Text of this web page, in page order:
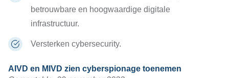
betrouwbare en hoogwaardige digitale
infrastructuur.
Versterken cybersecurity.
AIVD en MIVD zien cyberspionage toenemen